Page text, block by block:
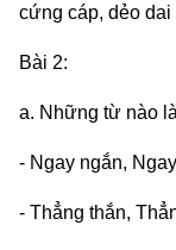
cứng cáp, dẻo dai
Bài 2:
a. Những từ nào
- Ngay ngắn,
- Thẳng thắn,